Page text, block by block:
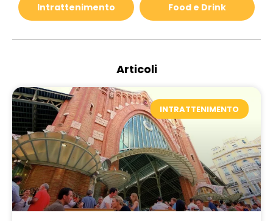
Intrattenimento Food e Drink
Articoli
INTRATTENIMENTO